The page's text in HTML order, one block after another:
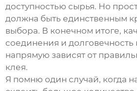
доступностью сырья. Но
должна быть единственным
выбора. В конечном итоге,
соединения и долговечность
напрямую зависят от
клея.
Я помню один случай, когда